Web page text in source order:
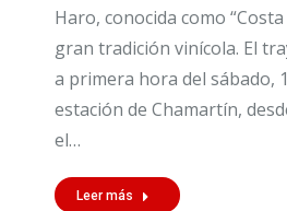
Haro, conocida como
gran tradición vinícola. El
a primera hora del sábado,
estación de Chamartín,
el…
Leer más